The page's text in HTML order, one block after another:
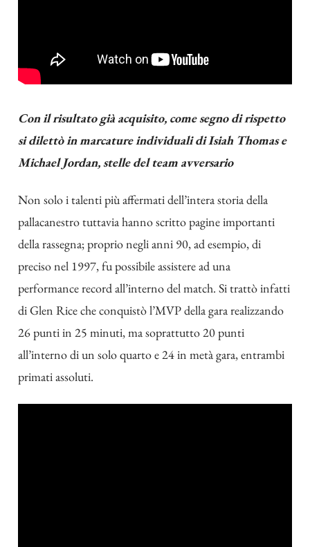
Con il risultato già acquisito, come segno di rispetto
si dilettò in marcature individuali di Isiah Thomas e
Michael Jordan, stelle del team avversario
Non solo i talenti più affermati dell’intera storia della
pallacanestro tuttavia hanno scritto pagine importanti
della rassegna; proprio negli anni 90, ad esempio, di
preciso nel 1997, fu possibile assistere ad una
performance record all’interno del match. Si trattò infatti
di Glen Rice che conquistò l’MVP della gara realizzando
26 punti in 25 minuti, ma soprattutto 20 punti
all’interno di un solo quarto e 24 in metà gara, entrambi
primati assoluti.